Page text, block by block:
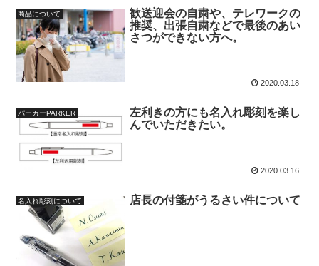
商品について
歓送迎会の自粛や、テレワークの
推奨、出張自粛などで最後のあい
さつができない方へ。
2020.03.18
パーカーPARKER
左利きの方にも名入れ彫刻を楽し
んでいただきたい。
2020.03.16
名入れ彫刻について 店長の付箋がうるさい件について